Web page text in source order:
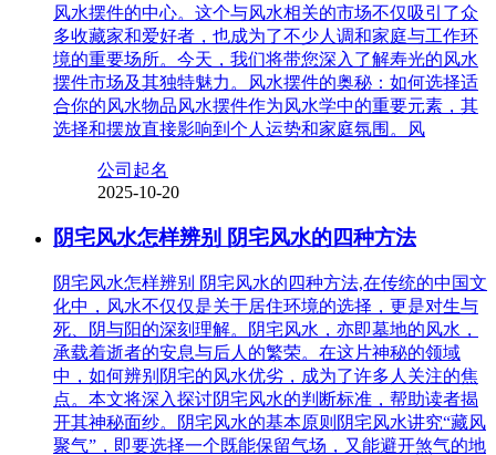
风水摆件的中心。这个与风水相关的市场不仅吸引了众
多收藏家和爱好者，也成为了不少人调和家庭与工作环
境的重要场所。今天，我们将带您深入了解寿光的风水
摆件市场及其独特魅力。风水摆件的奥秘：如何选择适
合你的风水物品风水摆件作为风水学中的重要元素，其
选择和摆放直接影响到个人运势和家庭氛围。风
公司起名
2025-10-20
阴宅风水怎样辨别 阴宅风水的四种方法
阴宅风水怎样辨别 阴宅风水的四种方法,在传统的中国文
化中，风水不仅仅是关于居住环境的选择，更是对生与
死、阴与阳的深刻理解。阴宅风水，亦即墓地的风水，
承载着逝者的安息与后人的繁荣。在这片神秘的领域
中，如何辨别阴宅的风水优劣，成为了许多人关注的焦
点。本文将深入探讨阴宅风水的判断标准，帮助读者揭
开其神秘面纱。阴宅风水的基本原则阴宅风水讲究“藏风
聚气”，即要选择一个既能保留气场，又能避开煞气的地